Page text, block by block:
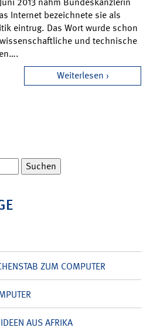
Internet bezeichnete sie als
eintrug. Das Wort wurde schon
und technische
Weiterlesen
ZUM COMPUTER
AUS AFRIKA